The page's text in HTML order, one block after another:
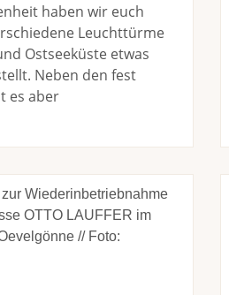
haben wir euch
Leuchttürme
Ostseeküste etwas
Neben den fest
es aber